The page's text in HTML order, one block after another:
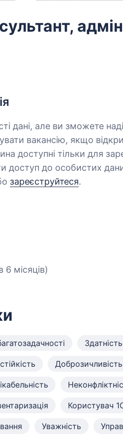
дані, але ви зможете
вакансію, якщо
доступні тільки для
доступ до особистих
зареєструйтеся.
6 місяців)
Доброзичливість
Користувач
Уважність